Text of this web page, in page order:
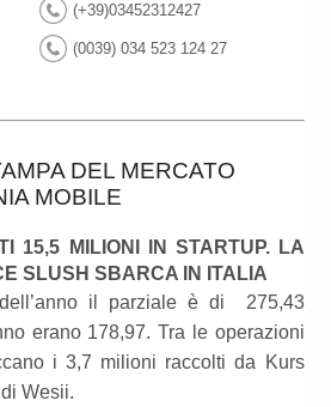
(+39)03452312427
(0039) 034 523 124 27
DEL MERCATO
MOBILE
15,5 MILIONI IN STARTUP. LA
SLUSH SBARCA IN ITALIA
il parziale è di 275,43
erano 178,97. Tra le operazioni
i 3,7 milioni raccolti da Kurs
Wesii.